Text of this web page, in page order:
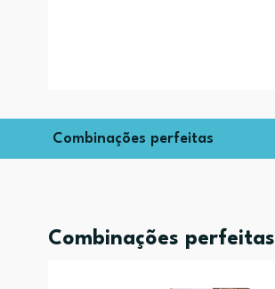
Combinações perfeitas
Combinações perfeitas